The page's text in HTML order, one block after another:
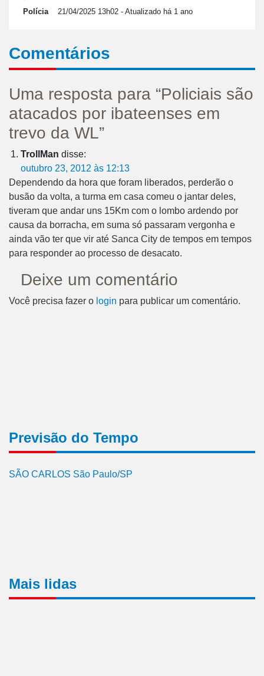
Polícia 21/04/2025 13h02 - Atualizado há 1 ano
Comentários
Uma resposta para “Policiais são
atacados por ibateenses em
trevo da WL”
TrollMan disse:
outubro 23, 2012 às 12:13
Dependendo da hora que foram liberados, perderão o
busão da volta, a turma em casa comeu o jantar deles,
tiveram que andar uns 15Km com o lombo ardendo por
causa da borracha, em suma só passaram vergonha e
ainda vão ter que vir até Sanca City de tempos em tempos
para responder ao processo de desacato.
Deixe um comentário
Você precisa fazer o login para publicar um comentário.
Previsão do Tempo
SÃO CARLOS São Paulo/SP
Mais lidas